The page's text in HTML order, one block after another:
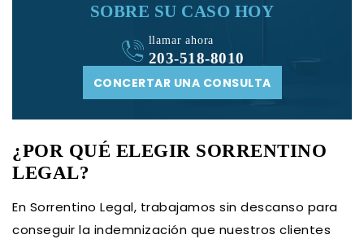
SOBRE SU CASO HOY
CONCERTAR UNA CONSULTA
llamar ahora
203-518-8010
¿POR QUÉ ELEGIR SORRENTINO
LEGAL?
En Sorrentino Legal, trabajamos sin descanso para
conseguir la indemnización que nuestros clientes